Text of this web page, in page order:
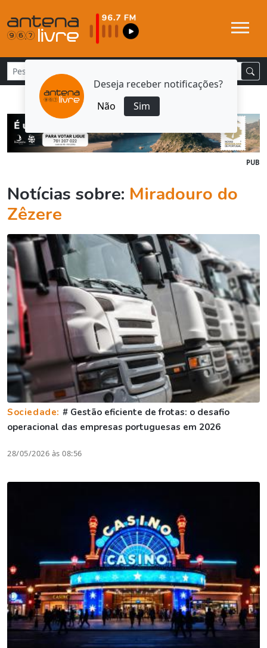
Deseja receber notificações?
Não
Sim
PUB
Notícias sobre: Miradouro do
Zêzere
Sociedade: # Gestão eficiente de frotas: o desafio
operacional das empresas portuguesas em 2026
28/05/2026 às 08:56